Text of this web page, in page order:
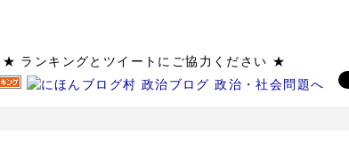
★ ランキングとツイートにご協力ください ★